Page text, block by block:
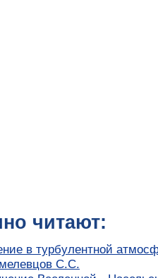
читают:
в турбулентной
С.С.